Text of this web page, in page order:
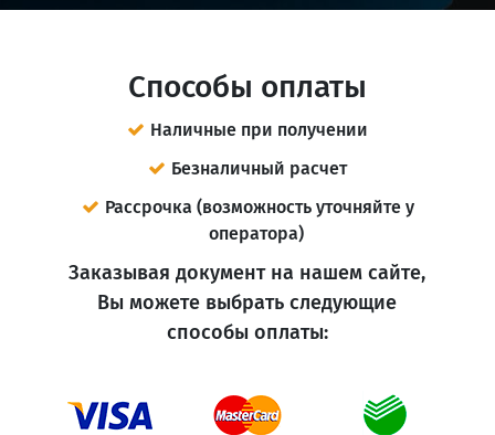
Способы оплаты
Наличные при получении
Безналичный расчет
Рассрочка (возможность уточняйте у
оператора)
Заказывая документ на нашем сайте,
Вы можете выбрать следующие
способы оплаты: